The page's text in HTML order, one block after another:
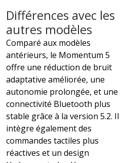
Différences avec les
autres modèles
Comparé aux modèles
antérieurs, le Momentum 5
offre une réduction de bruit
adaptative améliorée, une
autonomie prolongée, et une
connectivité Bluetooth plus
stable grâce à la version 5.2. Il
intègre également des
commandes tactiles plus
réactives et un design